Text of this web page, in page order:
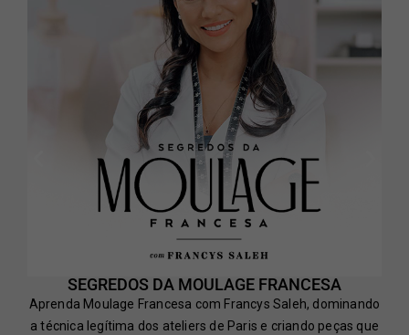
SEGREDOS DA MOULAGE FRANCESA
Aprenda Moulage Francesa com Francys Saleh, dominando
a técnica legítima dos ateliers de Paris e criando peças que